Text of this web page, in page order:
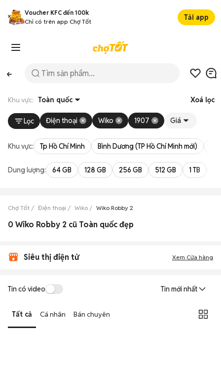
Voucher KFC đến 100k
Chỉ có trên app Chợ Tốt
Tải app
Khu vực: Toàn quốc Xoá lọc
Lọc Điện thoại Wiko 1907 Giá
Khu vực: Tp Hồ Chí Minh Bình Dương (TP Hồ Chí Minh mới)
Dung lượng: 64 GB 128 GB 256 GB 512 GB 1 TB
Chợ Tốt Điện thoại Wiko Wiko Robby 2
0 Wiko Robby 2 cũ Toàn quốc đẹp
Siêu thị điện tử Xem Cửa hàng
Tin có video Tin mới nhất
Tất cả Cá nhân Bán chuyên